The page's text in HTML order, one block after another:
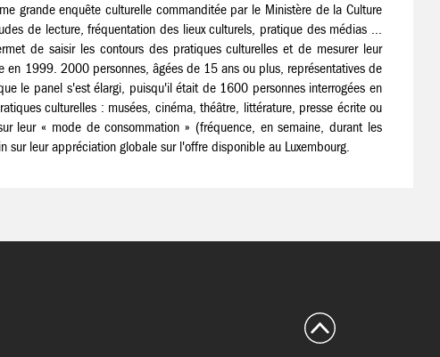
grande enquête culturelle commanditée par le Ministère de la Culture
de lecture, fréquentation des lieux culturels, pratique des médias ...
de saisir les contours des pratiques culturelles et de mesurer leur
en 1999. 2000 personnes, âgées de 15 ans ou plus, représentatives de
le panel s'est élargi, puisqu'il était de 1600 personnes interrogées en
culturelles : musées, cinéma, théâtre, littérature, presse écrite ou
leur « mode de consommation » (fréquence, en semaine, durant les
leur appréciation globale sur l'offre disponible au Luxembourg.